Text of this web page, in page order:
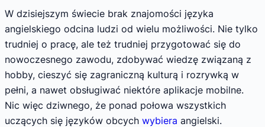
W dzisiejszym świecie brak znajomości języka
angielskiego odcina ludzi od wielu możliwości. Nie tylko
trudniej o pracę, ale też trudniej przygotować się do
nowoczesnego zawodu, zdobywać wiedzę związaną z
hobby, cieszyć się zagraniczną kulturą i rozrywką w
pełni, a nawet obsługiwać niektóre aplikacje mobilne.
Nic więc dziwnego, że ponad połowa wszystkich
uczących się języków obcych wybiera angielski.